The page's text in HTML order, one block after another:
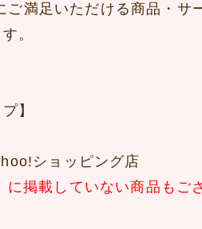
満足いただける商品・サ
。
】
ショッピング店
掲載していない商品もご